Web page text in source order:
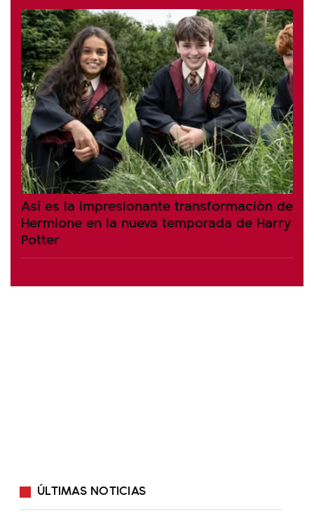
Así es la impresionante transformación de
Hermione en la nueva temporada de Harry
Potter
ÚLTIMAS NOTICIAS